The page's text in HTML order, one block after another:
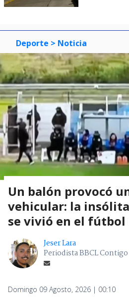
Deporte > Noticia
Un balón provocó
vehicular: la
se vivió en el
Jeser Lara
Periodista BBCL Contigo
Domingo 09 Agosto, 2026 | 00:10